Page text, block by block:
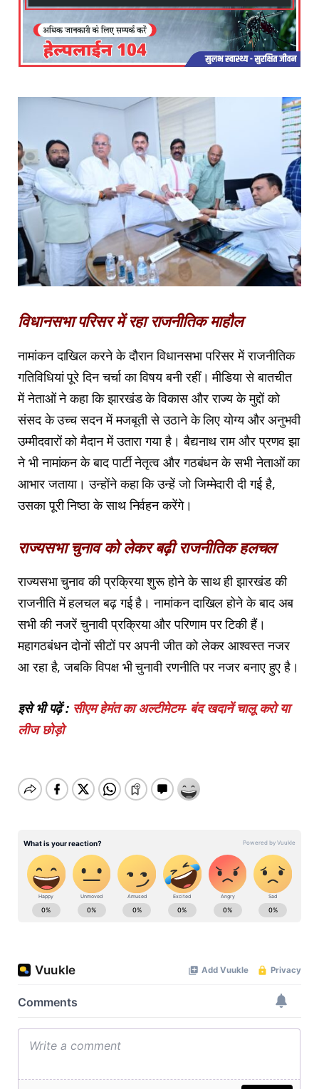
विधानसभा परिसर में रहा राजनीतिक माहौल
नामांकन दाखिल करने के दौरान विधानसभा परिसर में राजनीतिक
गतिविधियां पूरे दिन चर्चा का विषय बनी रहीं। मीडिया से बातचीत
में नेताओं ने कहा कि झारखंड के विकास और राज्य के मुद्दों को
संसद के उच्च सदन में मजबूती से उठाने के लिए योग्य और अनुभवी
उम्मीदवारों को मैदान में उतारा गया है। बैद्यनाथ राम और प्रणव झा
ने भी नामांकन के बाद पार्टी नेतृत्व और गठबंधन के सभी नेताओं का
आभार जताया। उन्होंने कहा कि उन्हें जो जिम्मेदारी दी गई है,
उसका पूरी निष्ठा के साथ निर्वहन करेंगे।
राज्यसभा चुनाव को लेकर बढ़ी राजनीतिक हलचल
राज्यसभा चुनाव की प्रक्रिया शुरू होने के साथ ही झारखंड की
राजनीति में हलचल बढ़ गई है। नामांकन दाखिल होने के बाद अब
सभी की नजरें चुनावी प्रक्रिया और परिणाम पर टिकी हैं।
महागठबंधन दोनों सीटों पर अपनी जीत को लेकर आश्वस्त नजर
आ रहा है, जबकि विपक्ष भी चुनावी रणनीति पर नजर बनाए हुए है।
इसे भी पढ़ें : सीएम हेमंत का अल्टीमेटम- बंद खदानें चालू करो या
लीज छोड़ो